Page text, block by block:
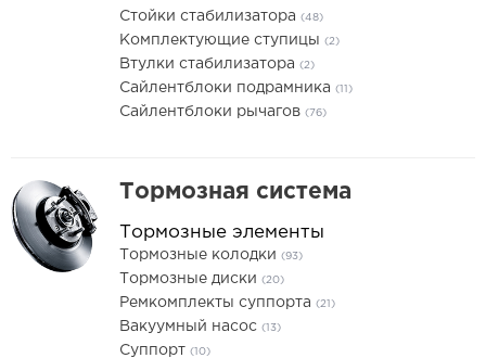
Стойки стабилизатора (48)
Комплектующие ступицы (2)
Втулки стабилизатора (2)
Сайлентблоки подрамника (11)
Сайлентблоки рычагов (76)
Тормозная система
Тормозные элементы
Тормозные колодки (93)
Тормозные диски (20)
Ремкомплекты суппорта (21)
Вакуумный насос (13)
Суппорт (10)